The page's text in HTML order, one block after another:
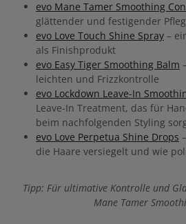
evo Mane Tamer Smoothing
glättender und festigender
evo Love Touch Shine Spray –
als Finishprodukt
evo Easy Tiger Smoothing Balm
leichten und Frizzkontrolle
evo Lockdown Leave-In
Leave-In Treatment, das für
beim nachfolgenden Styling
evo Love Perpetua Shine Drops
die Haare versiegelt und wie
Tipp: Für ultimative Kontrolle und
Mane Tamer